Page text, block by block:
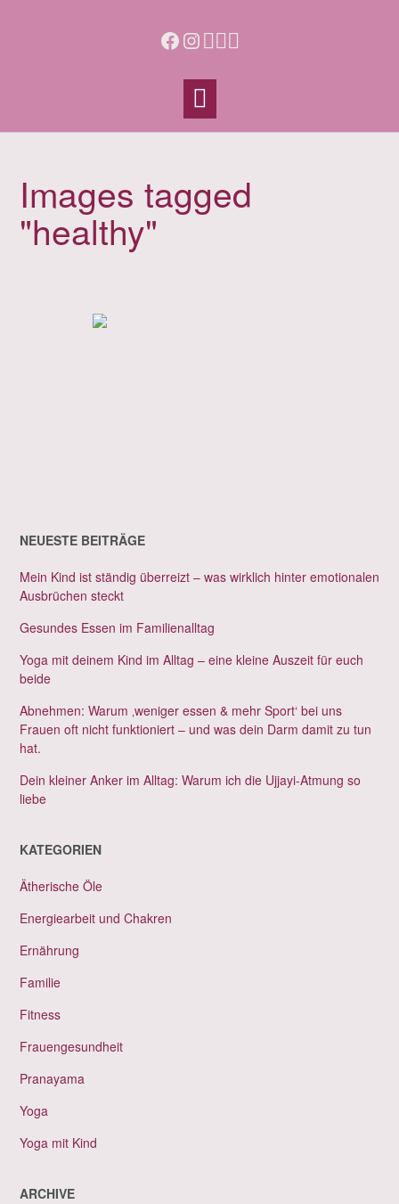
Facebook
Instagram
Images tagged
"healthy"
NEUESTE BEITRÄGE
Mein Kind ist ständig überreizt – was wirklich hinter emotionalen
Ausbrüchen steckt
Gesundes Essen im Familienalltag
Yoga mit deinem Kind im Alltag – eine kleine Auszeit für euch
beide
Abnehmen: Warum ‚weniger essen & mehr Sport‘ bei uns
Frauen oft nicht funktioniert – und was dein Darm damit zu tun
hat.
Dein kleiner Anker im Alltag: Warum ich die Ujjayi-Atmung so
liebe
KATEGORIEN
Ätherische Öle
Energiearbeit und Chakren
Ernährung
Familie
Fitness
Frauengesundheit
Pranayama
Yoga
Yoga mit Kind
ARCHIVE